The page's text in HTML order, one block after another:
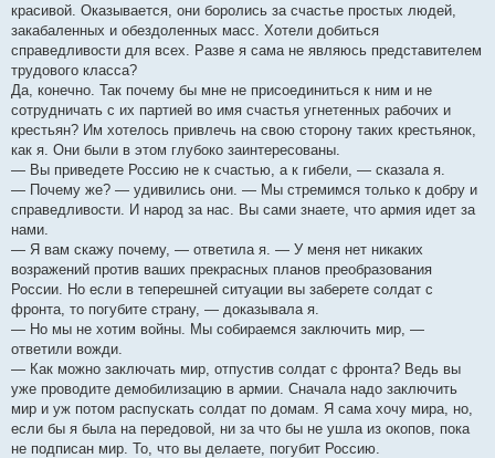
красивой. Оказывается, они боролись за счастье простых людей,
закабаленных и обездоленных масс. Хотели добиться
справедливости для всех. Разве я сама не являюсь представителем
трудового класса?
Да, конечно. Так почему бы мне не присоединиться к ним и не
сотрудничать с их партией во имя счастья угнетенных рабочих и
крестьян? Им хотелось привлечь на свою сторону таких крестьянок,
как я. Они были в этом глубоко заинтересованы.
— Вы приведете Россию не к счастью, а к гибели, — сказала я.
— Почему же? — удивились они. — Мы стремимся только к добру и
справедливости. И народ за нас. Вы сами знаете, что армия идет за
нами.
— Я вам скажу почему, — ответила я. — У меня нет никаких
возражений против ваших прекрасных планов преобразования
России. Но если в теперешней ситуации вы заберете солдат с
фронта, то погубите страну, — доказывала я.
— Но мы не хотим войны. Мы собираемся заключить мир, —
ответили вожди.
— Как можно заключать мир, отпустив солдат с фронта? Ведь вы
уже проводите демобилизацию в армии. Сначала надо заключить
мир и уж потом распускать солдат по домам. Я сама хочу мира, но,
если бы я была на передовой, ни за что бы не ушла из окопов, пока
не подписан мир. То, что вы делаете, погубит Россию.